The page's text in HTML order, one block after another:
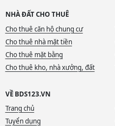
NHÀ ĐẤT CHO THUÊ
Cho thuê căn hộ chung cư
Cho thuê nhà mặt tiền
Cho thuê mặt bằng
Cho thuê kho, nhà xưởng, đất
VỀ BDS123.VN
Trang chủ
Tuyển dụng